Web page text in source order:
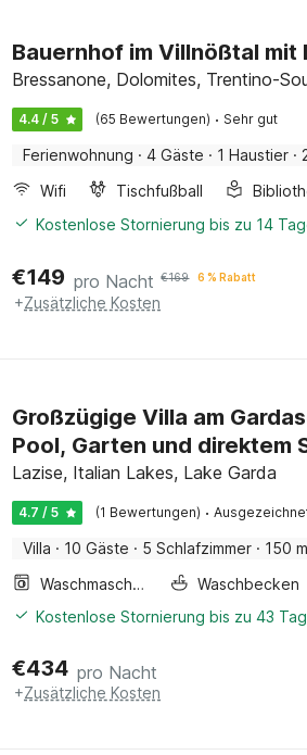
Bauernhof im Villnößtal mit
Bressanone, Dolomites, Trentino-
4.4 / 5 (65 Bewertungen) · Sehr gut
Ferienwohnung · 4 Gäste · 1 Haustier ·
Wifi
Tischfußball
Kostenlose Stornierung bis zu 14
€149 pro Nacht €169 6 % Rabatt
+Zusätzliche Kosten
Großzügige Villa am
Pool, Garten und direktem
Lazise, Italian Lakes, Lake Garda
4.7 / 5 (1 Bewertungen) ·
Villa · 10 Gäste · 5 Schlafzimmer · 150
Waschmaschine
Waschbecken
Kostenlose Stornierung bis zu 43
€434 pro Nacht
+Zusätzliche Kosten